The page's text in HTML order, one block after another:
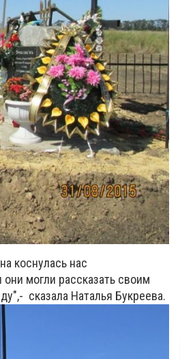
коснулась нас
могли рассказать своим
сказала Наталья Букреева.